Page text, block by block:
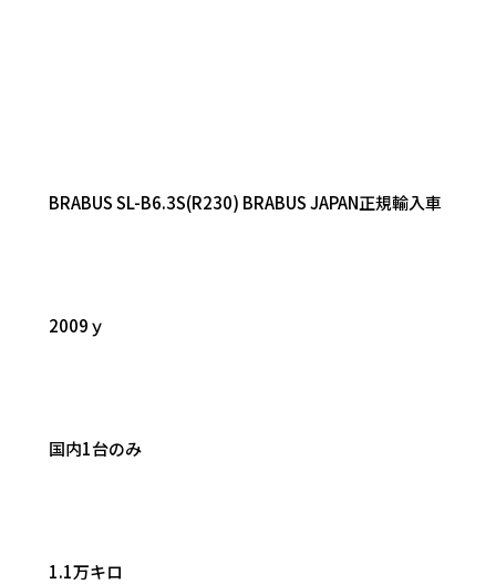
BRABUS SL-B6.3S(R230) BRABUS JAPAN正規輸入車
2009ｙ
国内1台のみ
1.1万キロ